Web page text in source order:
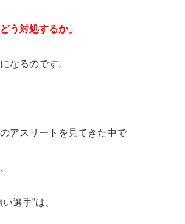
う対処するか」
なるのです。
アスリートを見てきた中で
選手”は、